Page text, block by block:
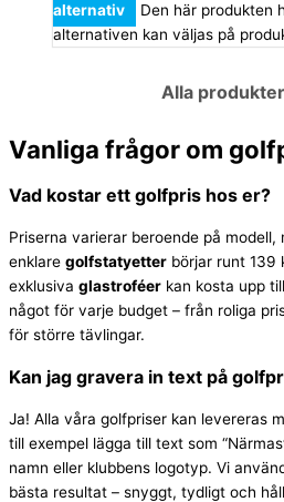
alternativ
Den här produkten
alternativen kan väljas på
Alla
Vanliga frågor om
Vad kostar ett golfpris hos er?
Priserna varierar beroende på modell,
enklare golfstatyetter börjar runt 139
exklusiva glastroféer kan kosta upp
något för varje budget – från roliga
för större tävlingar.
Kan jag gravera in text på
Ja! Alla våra golfpriser kan levereras
till exempel lägga till text som
namn eller klubbens logotyp. Vi
bästa resultat – snyggt, tydligt och